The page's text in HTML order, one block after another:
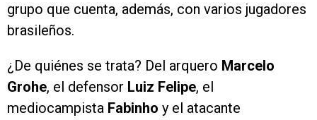
grupo que cuenta, además, con varios jugadores
brasileños.
¿De quiénes se trata? Del arquero Marcelo
Grohe, el defensor Luiz Felipe, el
mediocampista Fabinho y el atacante